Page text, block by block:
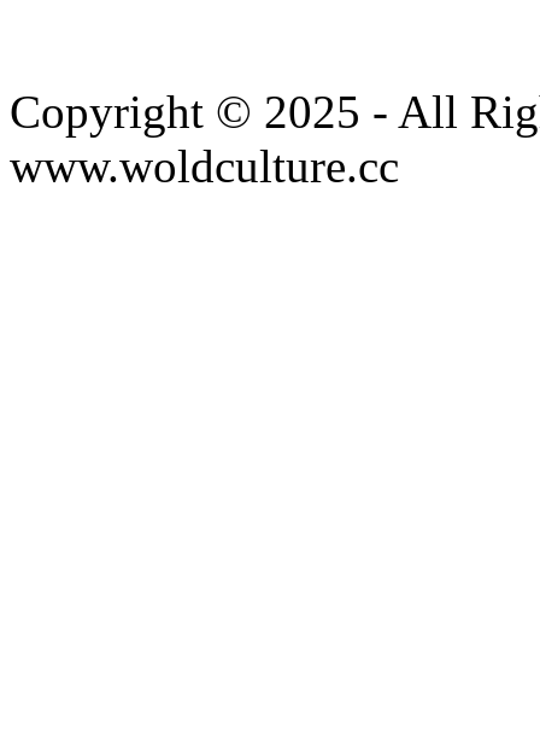
Copyright © 2025 - All
www.woldculture.cc